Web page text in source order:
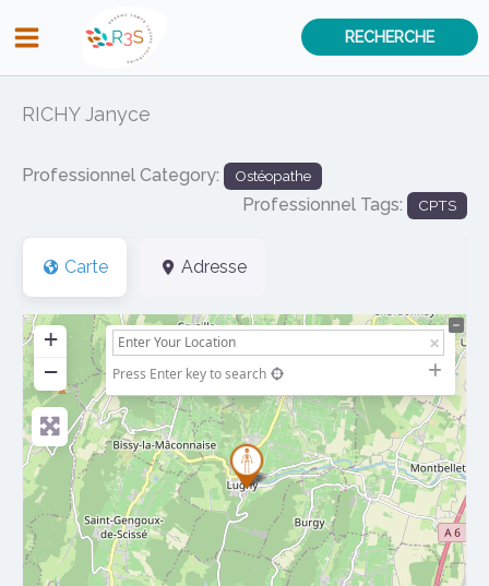
au
contenu
RECHERCHE
RICHY Janyce
Professionnel Category: Ostéopathe
Professionnel Tags: CPTS
Carte Adresse
+
−
Press Enter key to search